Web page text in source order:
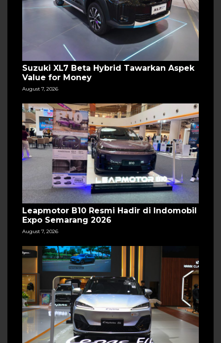
Suzuki XL7 Beta Hybrid Tawarkan Aspek
Value for Money
August 7, 2026
Leapmotor B10 Resmi Hadir di Indomobil
Expo Semarang 2026
August 7, 2026